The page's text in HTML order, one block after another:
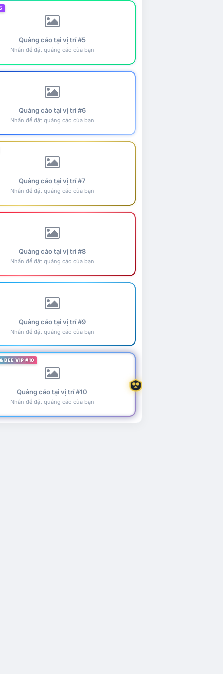
Quảng cáo tại vị trí #5
Nhấn để đặt quảng cáo của bạn
Quảng cáo tại vị trí #6
Nhấn để đặt quảng cáo của bạn
Quảng cáo tại vị trí #7
Nhấn để đặt quảng cáo của bạn
Quảng cáo tại vị trí #8
Nhấn để đặt quảng cáo của bạn
Quảng cáo tại vị trí #9
Nhấn để đặt quảng cáo của bạn
BEE VIP #10
Quảng cáo tại vị trí #10
Nhấn để đặt quảng cáo của bạn